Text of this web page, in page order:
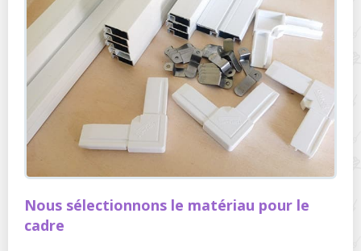
Nous sélectionnons le matériau pour le
cadre